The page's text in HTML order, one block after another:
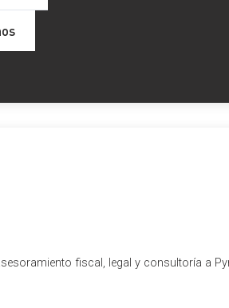
fiscal, legal y consultoría a